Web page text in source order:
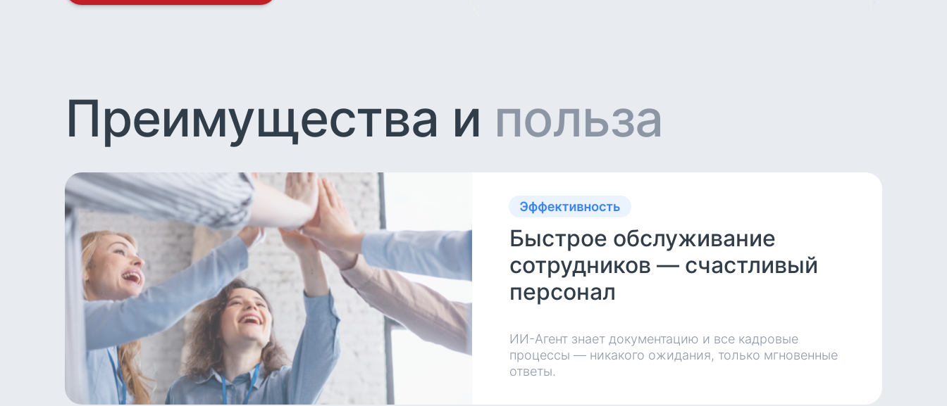
Преимущества и польза
ИИ-Агент знает документацию и все кадровые
процессы — никакого ожидания, только мгновенные
ответы.
Быстрое обслуживание
сотрудников — счастливый
персонал